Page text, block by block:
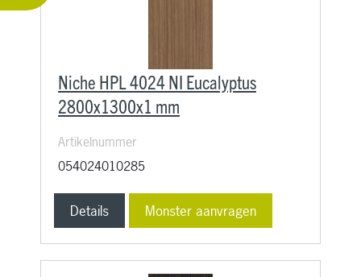
Niche HPL 4024 NI Eucalyptus
2800x1300x1 mm
Artikelnummer
054024010285
Details Monster aanvragen